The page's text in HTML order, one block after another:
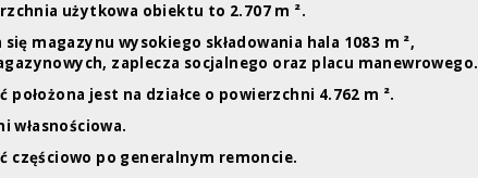
użytkowa obiektu to 2.707 m ².
się magazynu wysokiego składowania hala 1083 m ²,
zaplecza socjalnego oraz placu manewrowego.
położona jest na działce o powierzchni 4.762 m ².
własnościowa.
częściowo po generalnym remoncie.